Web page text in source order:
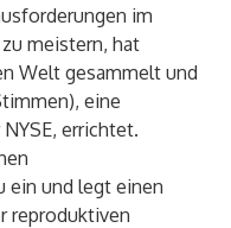
im
meistern, hat
Welt gesammelt und
eine
errichtet.
ein und legt einen
reproduktiven